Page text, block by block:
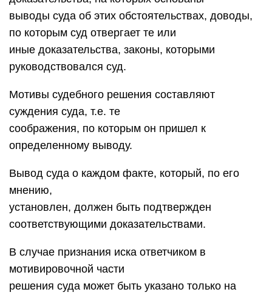
выводы суда об этих обстоятельствах, доводы,
по которым суд отвергает те или
иные доказательства, законы, которыми
руководствовался суд.
Мотивы судебного решения составляют
суждения суда, т.е. те
соображения, по которым он пришел к
определенному выводу.
Вывод суда о каждом факте, который, по его
мнению,
установлен, должен быть подтвержден
соответствующими доказательствами.
В случае признания иска ответчиком в
мотивировочной части
решения суда может быть указано только на